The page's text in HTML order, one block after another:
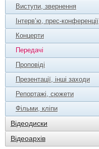
Виступи, звернення
Інтерв’ю, прес-конференції
Концерти
Передачі
Проповіді
Презентації, інші заходи
Репортажі, сюжети
Фільми, кліпи
Відеодиски
Відеоархів